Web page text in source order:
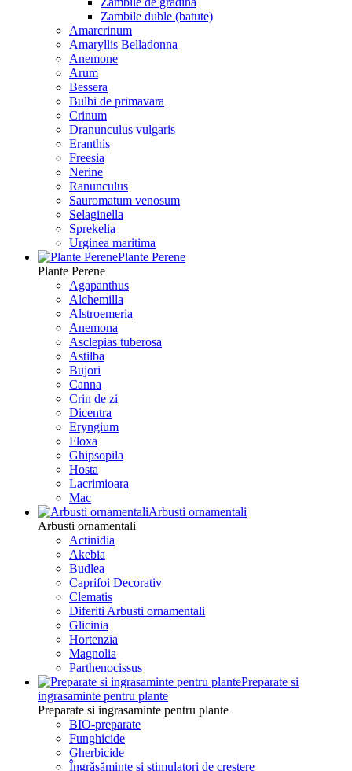
Zambile duble (batute)
Amarcrinum
Amaryllis Belladonna
Anemone
Arum
Bessera
Bulbi de primavara
Crinum
Dranunculus vulgaris
Eranthis
Freesiа
Nerine
Ranunculus
Sauromatum venosum
Selaginella
Sprekelia
Urginea maritima
Plante Perene
Plante Perene
Agapanthus
Alchemilla
Alstroemeria
Anemona
Asclepias tuberosa
Astilba
Bujori
Canna
Crin de zi
Dicentra
Eryngium
Floxa
Ghipsopila
Hosta
Lacrimioara
Mac
Arbusti ornamentali
Arbusti ornamentali
Actinidia
Akebia
Budlea
Caprifoi Decorativ
Clematis
Diferiti Arbusti ornamentali
Glicinia
Hortenzia
Magnolia
Parthenocissus
Preparate si
ingrasaminte pentru plante
Preparate si ingrasaminte pentru plante
BIO-preparate
Funghicide
Gherbicide
Îngrășăminte și stimulatori de creștere